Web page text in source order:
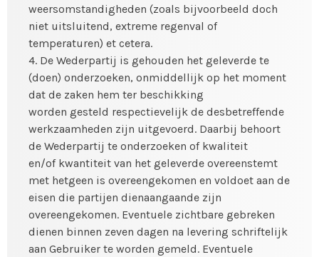
weersomstandigheden (zoals bijvoorbeeld doch
niet uitsluitend, extreme regenval of
temperaturen) et cetera.
4. De Wederpartij is gehouden het geleverde te
(doen) onderzoeken, onmiddellijk op het moment
dat de zaken hem ter beschikking
worden gesteld respectievelijk de desbetreffende
werkzaamheden zijn uitgevoerd. Daarbij behoort
de Wederpartij te onderzoeken of kwaliteit
en/of kwantiteit van het geleverde overeenstemt
met hetgeen is overeengekomen en voldoet aan de
eisen die partijen dienaangaande zijn
overeengekomen. Eventuele zichtbare gebreken
dienen binnen zeven dagen na levering schriftelijk
aan Gebruiker te worden gemeld. Eventuele